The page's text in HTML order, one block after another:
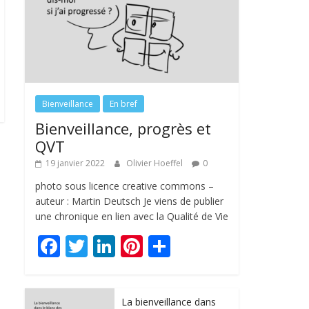
Bienveillance En bref
Bienveillance, progrès et
QVT
19 janvier 2022 Olivier Hoeffel 0
photo sous licence creative commons –
auteur : Martin Deutsch Je viens de publier
une chronique en lien avec la Qualité de Vie
F
e
T
itt
Li Pi
La bienveillance dans